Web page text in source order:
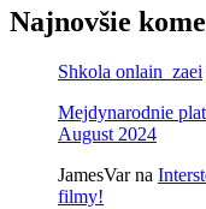
Najnovšie
Shkola onlain_zaei
Mejdynarodnie
August 2024
JamesVarna
filmy!